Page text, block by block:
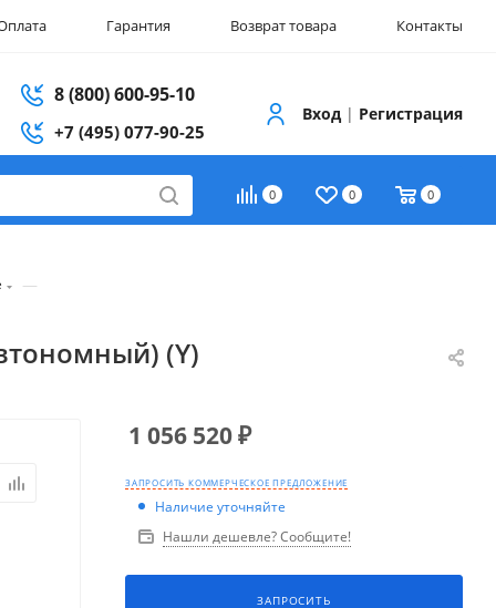
Гарантия Возврат товара Контакты
8 (800) 600-95-10
+7 (495) 077-90-25
Вход | Регистрация
0 0 0
—
(Y)
1 056 520₽
ЗАПРОСИТЬ КОММЕРЧЕСКОЕ ПРЕДЛОЖЕНИЕ
Наличие уточняйте
Нашли дешевле? Сообщите!
ЗАПРОСИТЬ